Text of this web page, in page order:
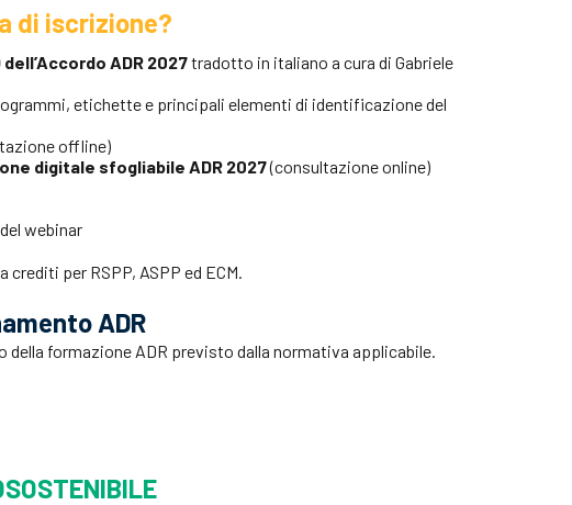
di iscrizione?
dell’Accordo ADR 2027tradotto in italiano a cura di Gabriele
etichette e principali elementi di identificazione del
offline)
digitale sfogliabile ADR 2027(consultazione online)
webinar
crediti per RSPP, ASPP ed ECM.
ADR
della formazione ADR previsto dalla normativa applicabile.